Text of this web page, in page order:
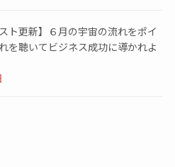
ト更新】６月の宇宙の流れをポイ
を聴いてビジネス成功に導かれよ